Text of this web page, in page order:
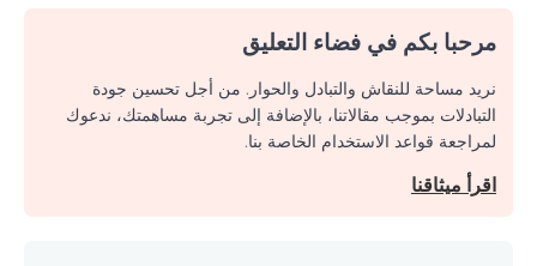
مرحبا بكم في فضاء التعليق
نريد مساحة للنقاش والتبادل والحوار. من أجل تحسين جودة
التبادلات بموجب مقالاتنا، بالإضافة إلى تجربة مساهمتك، ندعوك
لمراجعة قواعد الاستخدام الخاصة بنا.
اقرأ ميثاقنا